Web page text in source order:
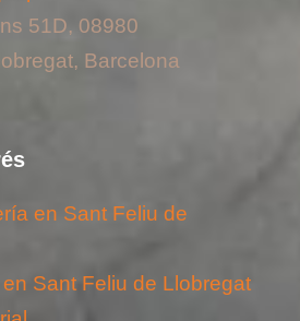
51D, 08980
Barcelona
en Sant Feliu de
Sant Feliu de Llobregat